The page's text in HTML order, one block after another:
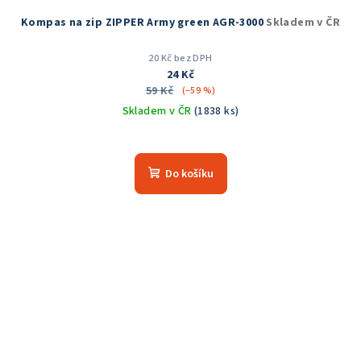
Kompas na zip ZIPPER Army green AGR-3000 Skladem v ČR
20 Kč bez DPH
24 Kč
59 Kč
(–59 %)
Skladem v ČR (1838 ks)
hodnocení
produktu
Do košíku